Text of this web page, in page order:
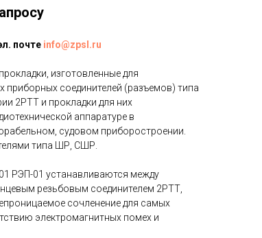
почте info@zpsl.ru
изготовленные для
соединителей (разъемов) типа
2РТТ и прокладки для них
аппаратуре в
судовом приборостроении.
типa ШР, СШР.
РЭП-01 устанавливаются между
резьбовым соединителем 2РТТ,
сочленение для самых
электромагнитных помех и